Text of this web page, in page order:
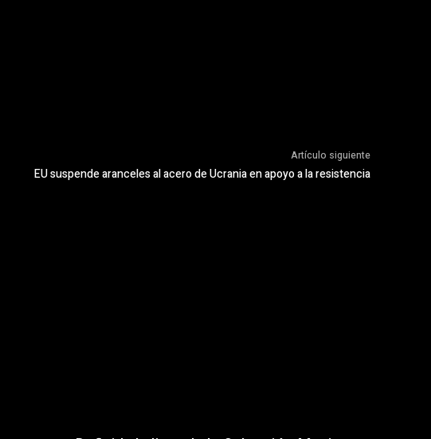
Artículo siguiente
EU suspende aranceles al acero de Ucrania en apoyo a la resistencia